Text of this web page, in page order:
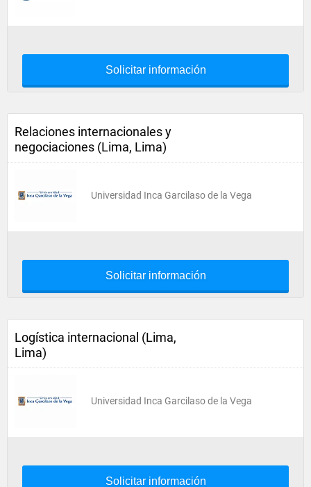
Solicitar información
Relaciones internacionales y
negociaciones (Lima, Lima)
Universidad Inca Garcilaso de la Vega
Solicitar información
Logística internacional (Lima,
Lima)
Universidad Inca Garcilaso de la Vega
Solicitar información